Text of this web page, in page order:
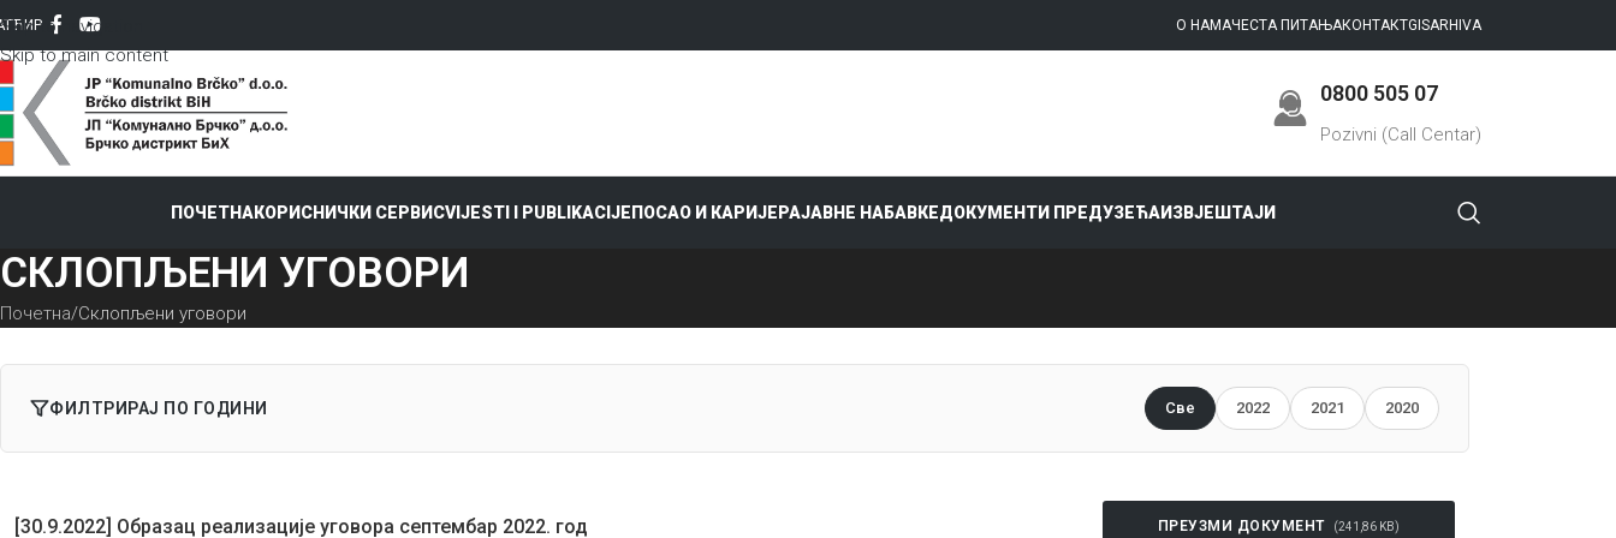
Skip to navigation
Skip to main content
ЋИР О НАМАЧЕСТА ПИТАЊАКОНТАКТGISARHIVA
0800 505 07
Pozivni (Call Centar)
ПОЧЕТНАКОРИСНИЧКИ СЕРВИСVIJESTI I PUBLIKACIJEПОСАО И КАРИЈЕРАЈАВНЕ НАБАВКЕДОКУМЕНТИ ПРЕДУЗЕЋАИЗВЈЕШТАЈИ
СКЛОПЉЕНИ УГОВОРИ
Почетна Склопљени уговори
ФИЛТРИРАЈ ПО ГОДИНИ Све 2022 2021 2020
[30.9.2022] Образац реализације уговора септембар 2022. год ПРЕУЗМИ ДОКУМЕНТ (241,86 KB)